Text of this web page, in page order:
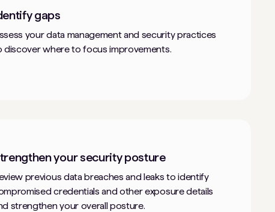
gaps
your data management and security practices
discover where to focus improvements.
your security posture
previous data breaches and leaks to identify
credentials and other exposure details
strengthen your overall posture.